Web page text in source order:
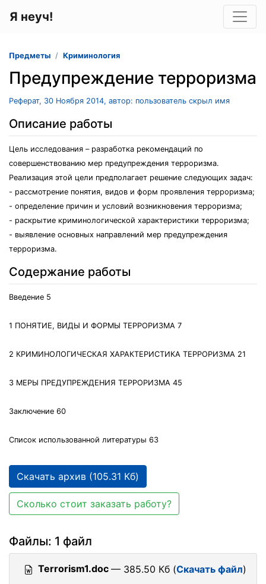
Я неуч!
Предметы Криминология
Предупреждение терроризма
Реферат, 30 Ноября 2014, автор: пользователь скрыл имя
Описание работы
Цель исследования – разработка рекомендаций по
совершенствованию мер предупреждения терроризма.
Реализация этой цели предполагает решение следующих задач:
- рассмотрение понятия, видов и форм проявления терроризма;
- определение причин и условий возникновения терроризма;
- раскрытие криминологической характеристики терроризма;
- выявление основных направлений мер предупреждения
терроризма.
Содержание работы
Введение 5
1 ПОНЯТИЕ, ВИДЫ И ФОРМЫ ТЕРРОРИЗМА 7
2 КРИМИНОЛОГИЧЕСКАЯ ХАРАКТЕРИСТИКА ТЕРРОРИЗМА 21
3 МЕРЫ ПРЕДУПРЕЖДЕНИЯ ТЕРРОРИЗМА 45
Заключение 60
Список использованной литературы 63
Скачать архив (105.31 Кб)
Сколько стоит заказать работу?
Файлы: 1 файл
Terrorism1.doc — 385.50 Кб (Скачать файл)